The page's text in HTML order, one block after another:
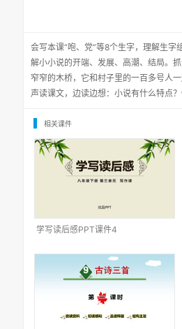
会写本课“咆、党”等8个生字，理解生
解小小说的开端、发展、高潮、结局。
窄窄的木桥，它和村子里的一百多号人
声读课文，边读边想：小说有什么特点
相关课件
学写读后感PPT课件4